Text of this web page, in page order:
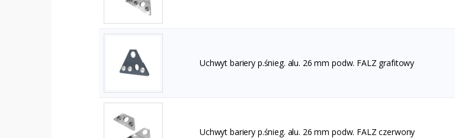
Uchwyt bariery p.śnieg. alu. 26 mm podw. FALZ grafitowy
Uchwyt bariery p.śnieg. alu. 26 mm podw. FALZ czerwony